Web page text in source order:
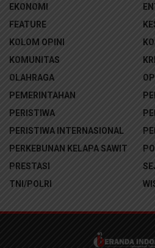
EKONOMI
FEATURE
KOLOM OPINI
KOMUNITAS
OLAHRAGA
PEMERINTAHAN
PERISTIWA
PERISTIWA INTERNASIONAL
PERKEBUNAN KELAPA SAWIT
PRESTASI
TNI/POLRI